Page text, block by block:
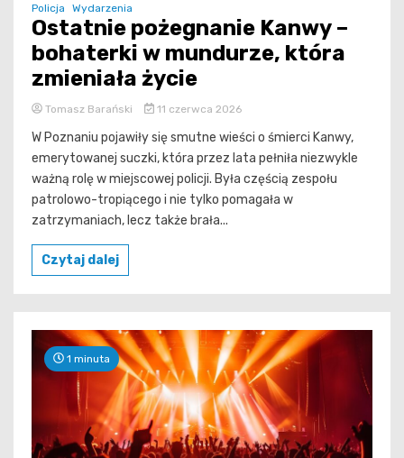
Policja Wydarzenia
Ostatnie pożegnanie Kanwy –
bohaterki w mundurze, która
zmieniała życie
Tomasz Barański 11 czerwca 2026
W Poznaniu pojawiły się smutne wieści o śmierci Kanwy,
emerytowanej suczki, która przez lata pełniła niezwykle
ważną rolę w miejscowej policji. Była częścią zespołu
patrolowo-tropiącego i nie tylko pomagała w
zatrzymaniach, lecz także brała...
Czytaj dalej
1 minuta